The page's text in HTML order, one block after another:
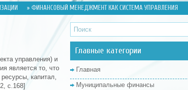
» ФИНАНСОВЫЙ МЕНЕДЖМЕНТ КАК СИСТЕМА УПРАВЛЕНИЯ
управления) и
является то, что
капитал,
с.168]
Главные категории
Главная
Муниципальные финансы